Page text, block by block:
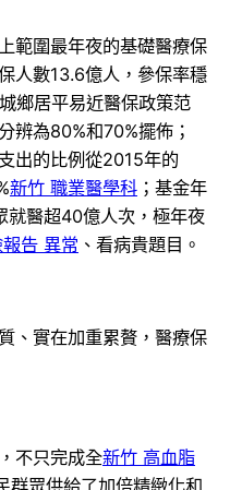
圍最年夜的基礎醫療保
人數13.6億人，參保率穩
鄉居平易近醫保政策范
辨為80%和70%擺佈；
出的比例從2015年的
新竹 職業醫學科 ；基金年
就醫超40億人次，極年夜
告 異常 、看病貴題目。
實在加重累贅，醫療保
不只完成全新竹 高血脂